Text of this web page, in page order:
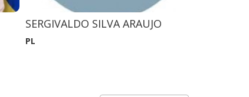
SERGIVALDO SILVA ARAUJO
PL